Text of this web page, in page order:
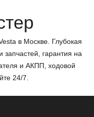
в Москве. Глубокая
запчастей, гарантия на
и АКПП, ходовой
24/7.